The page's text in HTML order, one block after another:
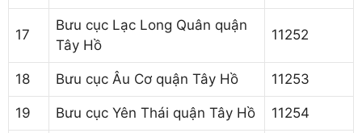
17
Bưu cục Lạc Long Quân quận
Tây Hồ
11252
18 Bưu cục Âu Cơ quận Tây Hồ 11253
19 Bưu cục Yên Thái quận Tây Hồ 11254